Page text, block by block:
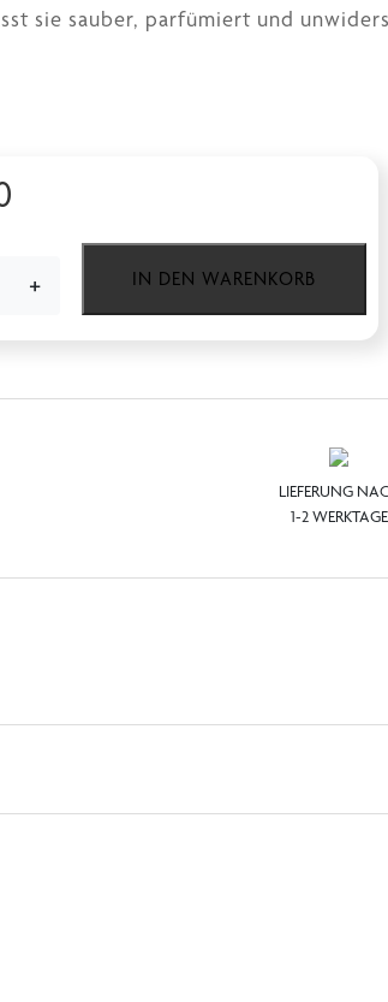
sie sauber, parfümiert und
+ IN DEN WARENKORB
LIEFERUNG
1-2 WERKTAGE
„Summer Dream“ in eine
GLYCERIN, COCO-GLUCOSID,